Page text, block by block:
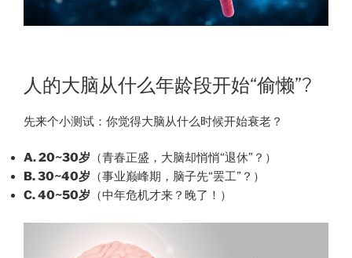
人的大脑从什么年龄段开始“偷懒”?
先来个小测试：你觉得大脑从什么时候开始衰老？
A. 20~30岁 （青春正盛，大脑却悄悄“退休”？）
B. 30~40岁 （事业巅峰期，脑子先“罢工”？）
C. 40~50岁 （中年危机才来？晚了！）